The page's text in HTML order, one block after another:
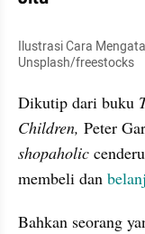
Ilustrasi Cara
Unsplash/freestocks
Dikutip dari buku
Children,
shopaholic
membeli dan
Bahkan seorang